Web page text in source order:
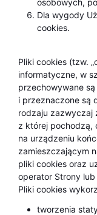
Dla wygody
cookies.
Pliki cookies (tzw.
informatyczne, w
przechowywane
i przeznaczone są
rodzaju zazwyczaj
z której pochodzą,
na urządzeniu
zamieszczającym
pliki cookies oraz
operator Strony
Pliki cookies
tworzenia